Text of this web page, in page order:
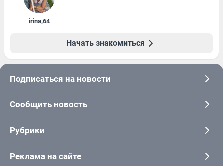
irina,64
Начать знакомиться
Подписаться на новости
Сообщить новость
Рубрики
Реклама на сайте